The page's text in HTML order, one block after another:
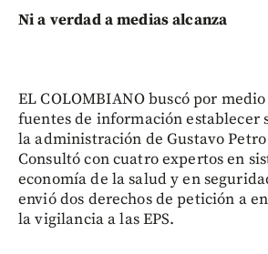
Ni a verdad a medias alcanza
EL COLOMBIANO buscó por
fuentes de información establecer
la administración de Gustavo
Consultó con cuatro expertos en
economía de la salud y en
envió dos derechos de petición a
la vigilancia a las EPS.